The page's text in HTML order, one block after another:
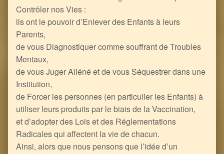
Contrôler nos Vies :
ils ont le pouvoir d’Enlever des Enfants à leurs
Parents,
de vous Diagnostiquer comme souffrant de Troubles
Mentaux,
de vous Juger Aliéné et de vous Séquestrer dans une
Institution,
de Forcer les personnes (en particulier les Enfants) à
utiliser leurs produits par le biais de la Vaccination,
et d’adopter des Lois et des Réglementations
Radicales qui affectent la vie de chacun.
Ainsi, alors que nous pensons que l’idée d’un